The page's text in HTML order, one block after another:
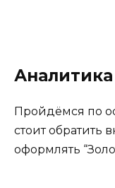
Аналитика
Пройдёмся по
стоит обратить
оформлять